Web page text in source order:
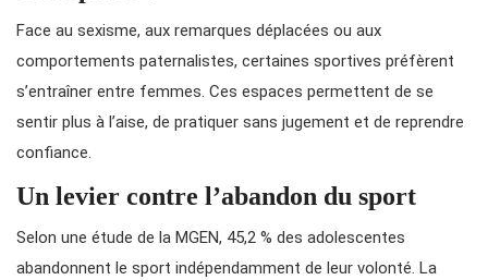
Face au sexisme, aux remarques déplacées ou aux
comportements paternalistes, certaines sportives préfèrent
s’entraîner entre femmes. Ces espaces permettent de se
sentir plus à l’aise, de pratiquer sans jugement et de reprendre
confiance.
Un levier contre l’abandon du sport
Selon une étude de la MGEN, 45,2 % des adolescentes
abandonnent le sport indépendamment de leur volonté. La